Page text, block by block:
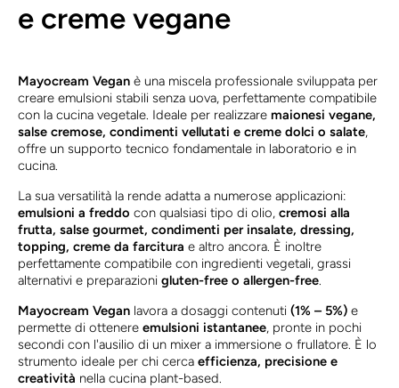
e creme vegane
Mayocream Vegan è una miscela professionale sviluppata per
creare emulsioni stabili senza uova, perfettamente compatibile
con la cucina vegetale. Ideale per realizzare maionesi vegane,
salse cremose, condimenti vellutati e creme dolci o salate,
offre un supporto tecnico fondamentale in laboratorio e in
cucina.
La sua versatilità la rende adatta a numerose applicazioni:
emulsioni a freddo con qualsiasi tipo di olio, cremosi alla
frutta, salse gourmet, condimenti per insalate, dressing,
topping, creme da farcitura e altro ancora. È inoltre
perfettamente compatibile con ingredienti vegetali, grassi
alternativi e preparazioni gluten-free o allergen-free.
Mayocream Vegan lavora a dosaggi contenuti (1% – 5%) e
permette di ottenere emulsioni istantanee, pronte in pochi
secondi con l'ausilio di un mixer a immersione o frullatore. È lo
strumento ideale per chi cerca efficienza, precisione e
creatività nella cucina plant-based.